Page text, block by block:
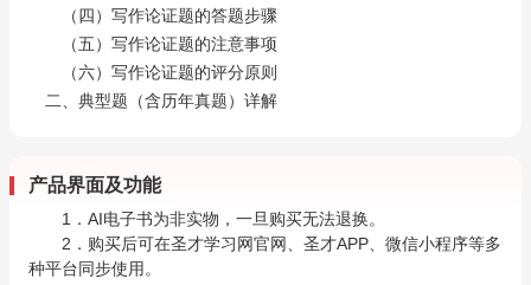
（四）写作论证题的答题步骤
（五）写作论证题的注意事项
（六）写作论证题的评分原则
二、典型题（含历年真题）详解
产品界面及功能
1．AI电子书为非实物，一旦购买无法退换。
2．购买后可在圣才学习网官网、圣才APP、微信小程序等多
种平台同步使用。